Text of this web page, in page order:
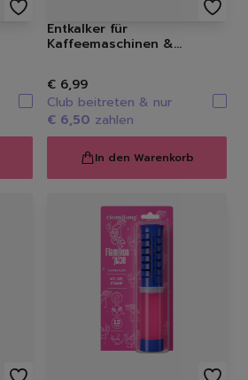
Entkalker für
Kaffeemaschinen &
€ 6,99
Club beitreten & nur
€ 6,50 zahlen
In den Warenkorb